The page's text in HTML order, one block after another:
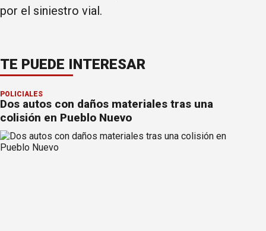
por el siniestro vial.
TE PUEDE INTERESAR
POLICIALES
Dos autos con daños materiales tras una
colisión en Pueblo Nuevo